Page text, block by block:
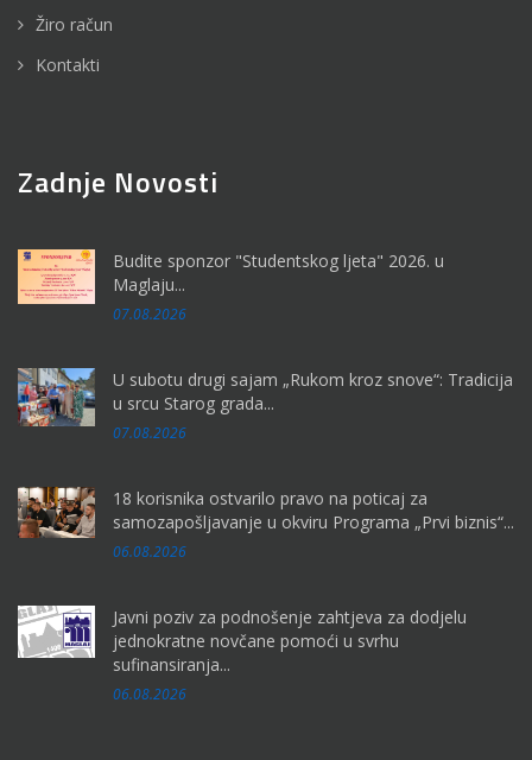
Žiro račun
Kontakti
Zadnje Novosti
Budite sponzor "Studentskog ljeta" 2026. u
Maglaju...
07.08.2026
U subotu drugi sajam „Rukom kroz snove“: Tradicija
u srcu Starog grada...
07.08.2026
18 korisnika ostvarilo pravo na poticaj za
samozapošljavanje u okviru Programa „Prvi biznis“...
06.08.2026
Javni poziv za podnošenje zahtjeva za dodjelu
jednokratne novčane pomoći u svrhu
sufinansiranja...
06.08.2026